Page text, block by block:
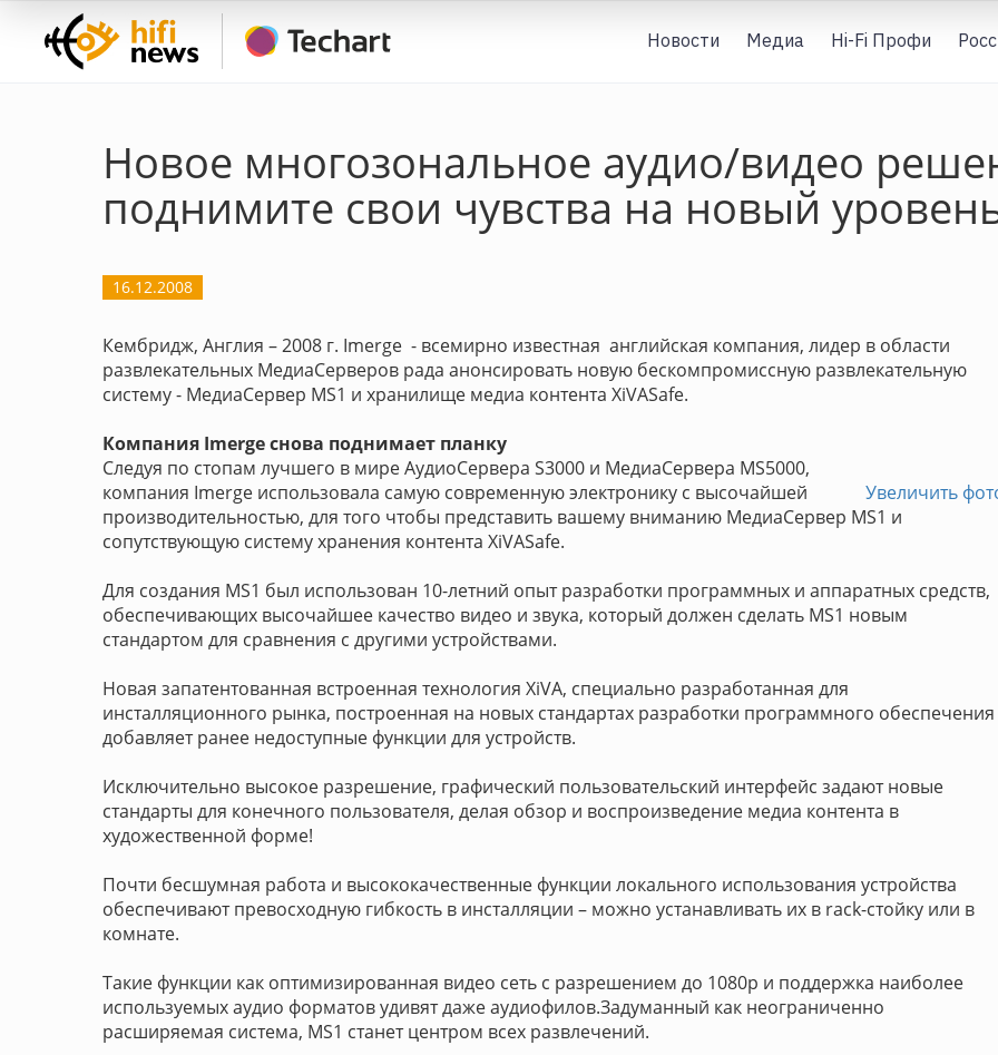
Новости Медиа Hi-Fi Профи
Новое многозональное аудио/видео
поднимите свои чувства на новый
16.12.2008
Кембридж, Англия – 2008 г. Imerge - всемирно известная английская компания, лидер в области
развлекательных МедиаСерверов рада анонсировать новую бескомпромиссную развлекательную
систему - МедиаСервер MS1 и хранилище медиа контента XiVASafe.
Компания Imerge снова поднимает планку
Увеличить
Следуя по стопам лучшего в мире АудиоСервера S3000 и МедиаСервера MS5000,
компания Imerge использовала самую современную электронику с высочайшей
производительностью, для того чтобы представить вашему вниманию МедиаСервер MS1 и
сопутствующую систему хранения контента XiVASafe.
Для создания MS1 был использован 10-летний опыт разработки программных и аппаратных средств,
обеспечивающих высочайшее качество видео и звука, который должен сделать MS1 новым
стандартом для сравнения с другими устройствами.
Новая запатентованная встроенная технология XiVA, специально разработанная для
инсталляционного рынка, построенная на новых стандартах разработки программного обеспечения
добавляет ранее недоступные функции для устройств.
Исключительно высокое разрешение, графический пользовательский интерфейс задают новые
стандарты для конечного пользователя, делая обзор и воспроизведение медиа контента в
художественной форме!
Почти бесшумная работа и высококачественные функции локального использования устройства
обеспечивают превосходную гибкость в инсталляции – можно устанавливать их в rack-стойку или в
комнате.
Такие функции как оптимизированная видео сеть с разрешением до 1080p и поддержка наиболее
используемых аудио форматов удивят даже аудиофилов.Задуманный как неограниченно
расширяемая система, MS1 станет центром всех развлечений.